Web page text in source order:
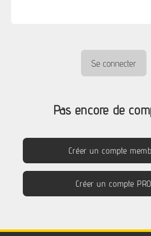
Pas encore de
Créer un compte
Créer un compte PRO